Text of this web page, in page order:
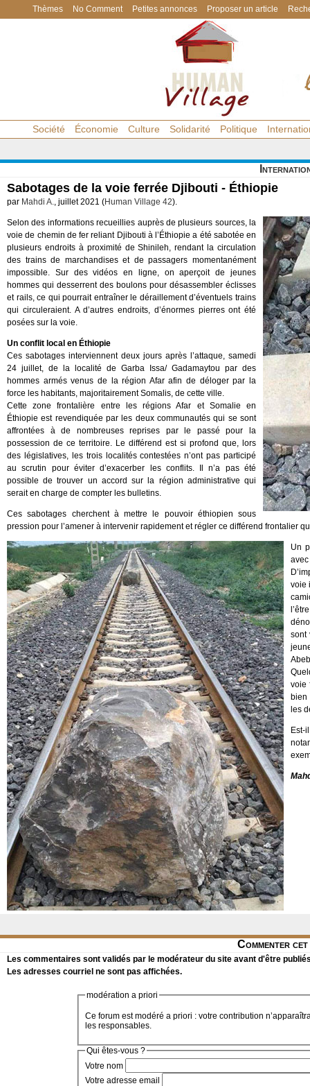
Thèmes No Comment Petites annonces Proposer un article
Société Économie Culture Solidarité Politique
Sabotages de la voie ferrée Djibouti - Éthiopie
par Mahdi A., juillet 2021 (Human Village 42).
Selon des informations recueillies auprès de plusieurs sources, la
voie de chemin de fer reliant Djibouti à l’Éthiopie a été sabotée en
plusieurs endroits à proximité de Shinileh, rendant la circulation
des trains de marchandises et de passagers momentanément
impossible. Sur des vidéos en ligne, on aperçoit de jeunes
hommes qui desserrent des boulons pour désassembler éclisses
et rails, ce qui pourrait entraîner le déraillement d’éventuels trains
qui circuleraient. A d’autres endroits, d’énormes pierres ont été
posées sur la voie.
Un conflit local en Éthiopie
Ces sabotages interviennent deux jours après l’attaque, samedi
24 juillet, de la localité de Garba Issa/ Gadamaytou par des
hommes armés venus de la région Afar afin de déloger par la
force les habitants, majoritairement Somalis, de cette ville.
Cette zone frontalière entre les régions Afar et Somalie en
Éthiopie est revendiquée par les deux communautés qui se sont
affrontées à de nombreuses reprises par le passé pour la
possession de ce territoire. Le différend est si profond que, lors
des législatives, les trois localités contestées n’ont pas participé
au scrutin pour éviter d’exacerber les conflits. Il n’a pas été
possible de trouver un accord sur la région administrative qui
serait en charge de compter les bulletins.
Ces sabotages cherchent à mettre le pouvoir éthiopien sous
pression pour l’amener à intervenir rapidement et régler ce différend frontalier
Un
voie
sont
voie
bien
les
Est-
Commenter
Les commentaires sont validés par le modérateur du site avant d'être
Les adresses courriel ne sont pas affichées.
modération a priori
Ce forum est modéré a priori : votre contribution
les responsables.
Qui êtes-vous ?
Votre nom
Votre adresse email